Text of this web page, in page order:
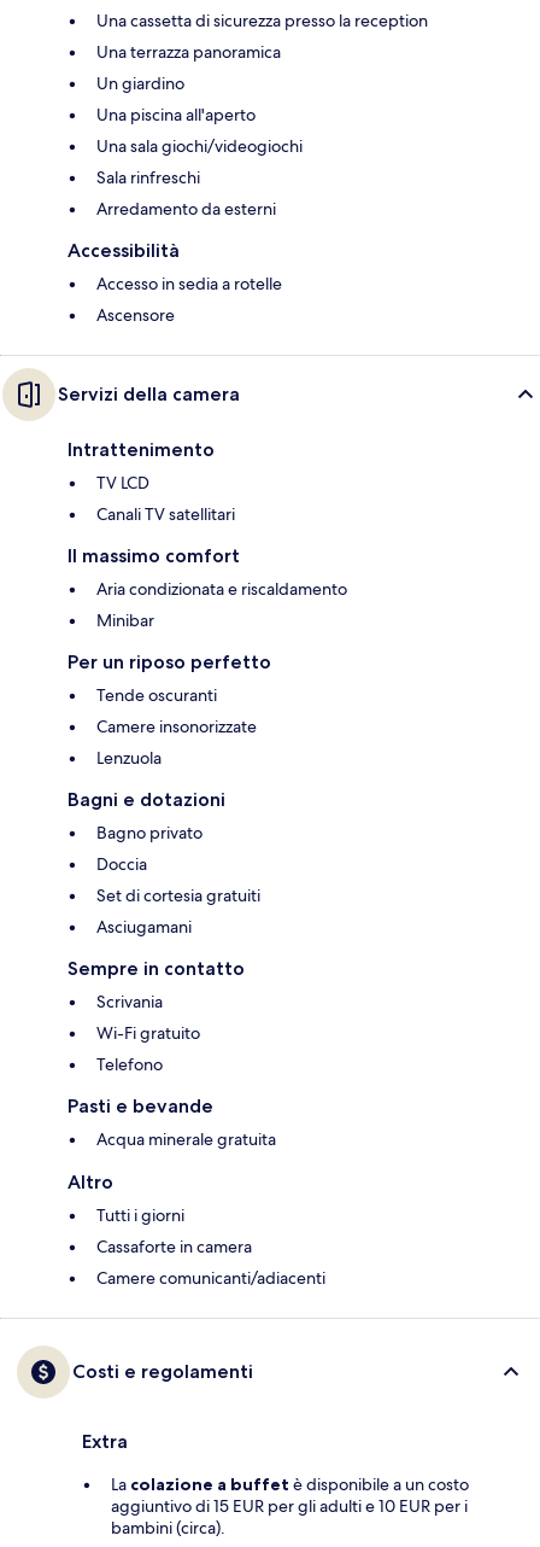
Una cassetta di sicurezza presso la reception
Una terrazza panoramica
Un giardino
Una piscina all'aperto
Una sala giochi/videogiochi
Sala rinfreschi
Arredamento da esterni
Accessibilità
Accesso in sedia a rotelle
Ascensore
Servizi della camera
Intrattenimento
TV LCD
Canali TV satellitari
Il massimo comfort
Aria condizionata e riscaldamento
Minibar
Per un riposo perfetto
Tende oscuranti
Camere insonorizzate
Lenzuola
Bagni e dotazioni
Bagno privato
Doccia
Set di cortesia gratuiti
Asciugamani
Sempre in contatto
Scrivania
Wi-Fi gratuito
Telefono
Pasti e bevande
Acqua minerale gratuita
Altro
Tutti i giorni
Cassaforte in camera
Camere comunicanti/adiacenti
Costi e regolamenti
Extra
La colazione a buffet è disponibile a un costo
aggiuntivo di 15 EUR per gli adulti e 10 EUR per i
bambini (circa).